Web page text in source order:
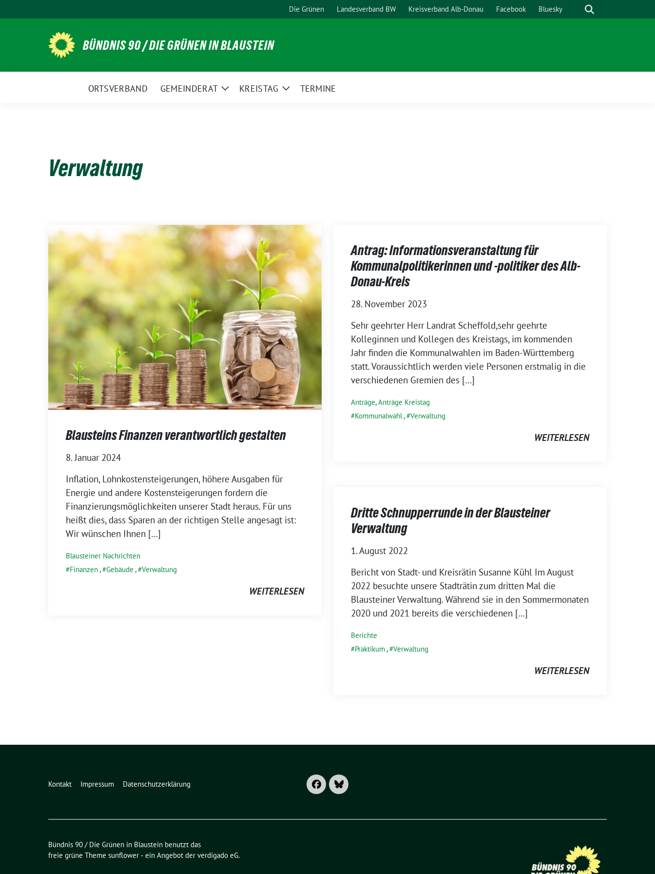
zum
Die Grünen Landesverband BW Kreisverband Alb-Donau Facebook Bluesky Suche
BÜNDNIS 90 / DIE GRÜNEN IN BLAUSTEIN
ORTSVERBAND GEMEINDERAT
ZeigeKREISTAG
ZeigeTERMINE
Verwaltung
Blausteins Finanzen verantwortlich gestalten
8. Januar 2024
Inflation, Lohnkostensteigerungen, höhere Ausgaben für
Energie und andere Kostensteigerungen fordern die
Finanzierungsmöglichkeiten unserer Stadt heraus. Für uns
heißt dies, dass Sparen an der richtigen Stelle angesagt ist:
Wir wünschen Ihnen […]
Blausteiner Nachrichten
Finanzen, Gebäude , Verwaltung
WEITERLESEN
Antrag: Informationsveranstaltung für
Kommunalpolitikerinnen und -politiker des Alb-
Donau-Kreis
28. November 2023
Sehr geehrter Herr Landrat Scheffold,sehr geehrte
Kolleginnen und Kollegen des Kreistags, im kommenden
Jahr finden die Kommunalwahlen im Baden-Württemberg
statt. Voraussichtlich werden viele Personen erstmalig in die
verschiedenen Gremien des […]
Anträge,Anträge Kreistag
Kommunalwahl, Verwaltung
WEITERLESEN
Dritte Schnupperrunde in der Blausteiner
Verwaltung
1. August 2022
Bericht von Stadt- und Kreisrätin Susanne Kühl Im August
2022 besuchte unsere Stadträtin zum dritten Mal die
Blausteiner Verwaltung. Während sie in den Sommermonaten
2020 und 2021 bereits die verschiedenen […]
Berichte
Praktikum, Verwaltung
WEITERLESEN
Kontakt Impressum Datenschutzerklärung
Bündnis 90 / Die Grünen in Blaustein benutzt das
freie grüne Theme sunflower ‐ ein Angebot der verdigado eG.